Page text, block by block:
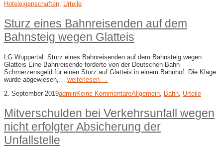
Hoteleigenschaften Urteile
Sturz eines Bahnreisenden auf dem
Bahnsteig wegen Glatteis
LG Wuppertal: Sturz eines Bahnreisenden auf dem Bahnsteig wegen
Glatteis Eine Bahnreisende forderte von der Deutschen Bahn
Schmerzensgeld für einen Sturz auf Glatteis in einem Bahnhof. Die Klage
wurde abgewiesen,… weiterlesen →
2. September 2019adminKeine KommentareAllgemein, Bahn, Urteile
Mitverschulden bei Verkehrsunfall wegen
nicht erfolgter Absicherung der
Unfallstelle